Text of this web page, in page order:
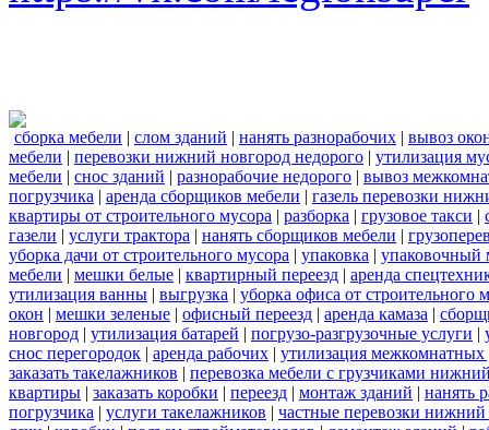
сборка мебели | слом зданий | нанять разнорабочих | вывоз
мебели | перевозки нижний новгород недорого | утилизация
мебели | снос зданий | разнорабочие недорого | вывоз
погрузчика | аренда сборщиков мебели | газель перевозки
квартиры от строительного мусора | разборка | грузовое такси |
газели | услуги трактора | нанять сборщиков мебели |
уборка дачи от строительного мусора | упаковка | упаковочный
мебели | мешки белые | квартирный переезд | аренда
утилизация ванны | выгрузка | уборка офиса от строительного
окон | мешки зеленые | офисный переезд | аренда камаза |
новгород | утилизация батарей | погрузо-разгрузочные услуги |
снос перегородок | аренда рабочих | утилизация межкомнатных
заказать такелажников | перевозка мебели с грузчиками
квартиры | заказать коробки | переезд | монтаж зданий | нанять
погрузчика | услуги такелажников | частные перевозки нижний